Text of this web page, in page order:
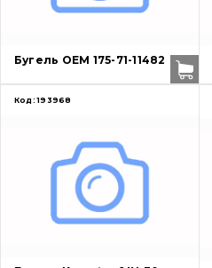
Бугель OEM 175-71-11482
Код: 193968